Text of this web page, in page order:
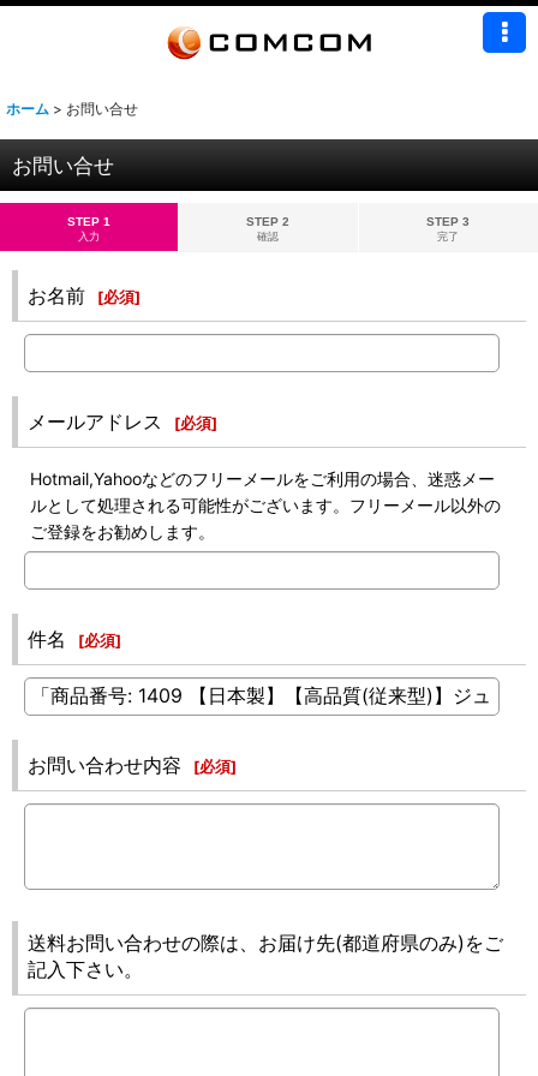
ホーム > お問い合せ
お問い合せ
STEP 1
入力
STEP 2
確認
STEP 3
完了
お名前 [必須]
メールアドレス [必須]
Hotmail,Yahooなどのフリーメールをご利用の場合、迷惑メー
ルとして処理される可能性がございます。フリーメール以外の
ご登録をお勧めします。
件名 [必須]
お問い合わせ内容 [必須]
送料お問い合わせの際は、お届け先(都道府県のみ)をご
記入下さい。